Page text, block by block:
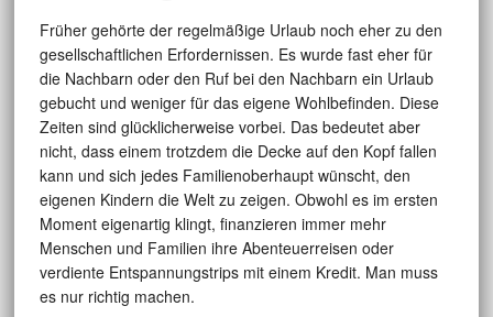
Früher gehörte der regelmäßige Urlaub noch eher zu den
gesellschaftlichen Erfordernissen. Es wurde fast eher für
die Nachbarn oder den Ruf bei den Nachbarn ein Urlaub
gebucht und weniger für das eigene Wohlbefinden. Diese
Zeiten sind glücklicherweise vorbei. Das bedeutet aber
nicht, dass einem trotzdem die Decke auf den Kopf fallen
kann und sich jedes Familienoberhaupt wünscht, den
eigenen Kindern die Welt zu zeigen. Obwohl es im ersten
Moment eigenartig klingt, finanzieren immer mehr
Menschen und Familien ihre Abenteuerreisen oder
verdiente Entspannungstrips mit einem Kredit. Man muss
es nur richtig machen.